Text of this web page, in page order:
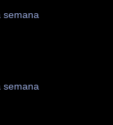
semana
semana